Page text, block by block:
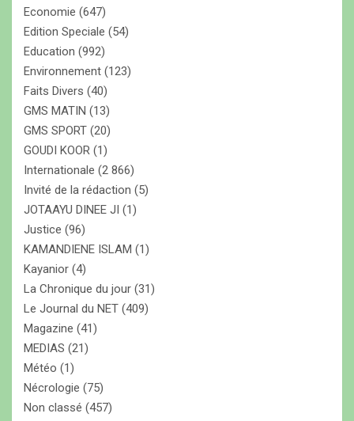
Economie (647)
Edition Speciale (54)
Education (992)
Environnement (123)
Faits Divers (40)
GMS MATIN (13)
GMS SPORT (20)
GOUDI KOOR (1)
Internationale (2 866)
Invité de la rédaction (5)
JOTAAYU DINEE JI (1)
Justice (96)
KAMANDIENE ISLAM (1)
Kayanior (4)
La Chronique du jour (31)
Le Journal du NET (409)
Magazine (41)
MEDIAS (21)
Météo (1)
Nécrologie (75)
Non classé (457)